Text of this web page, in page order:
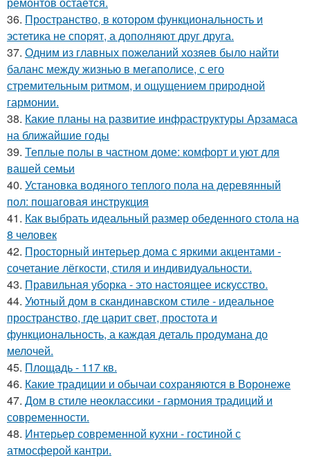
36. Пространство, в котором функциональность и
эстетика не спорят, а дополняют друг друга.
37. Одним из главных пожеланий хозяев было найти
баланс между жизнью в мегаполисе, с его
стремительным ритмом, и ощущением природной
гармонии.
38. Какие планы на развитие инфраструктуры Арзамаса
на ближайшие годы
39. Теплые полы в частном доме: комфорт и уют для
вашей семьи
40. Установка водяного теплого пола на деревянный
пол: пошаговая инструкция
41. Как выбрать идеальный размер обеденного стола на
8 человек
42. Просторный интерьер дома с яркими акцентами -
сочетание лёгкости, стиля и индивидуальности.
43. Правильная уборка - это настоящее искусство.
44. Уютный дом в скандинавском стиле - идеальное
пространство, где царит свет, простота и
функциональность, а каждая деталь продумана до
мелочей.
45. Площадь - 117 кв.
46. Какие традиции и обычаи сохраняются в Воронеже
47. Дом в стиле неоклассики - гармония традиций и
современности.
48. Интерьер современной кухни - гостиной с
атмосферой кантри.